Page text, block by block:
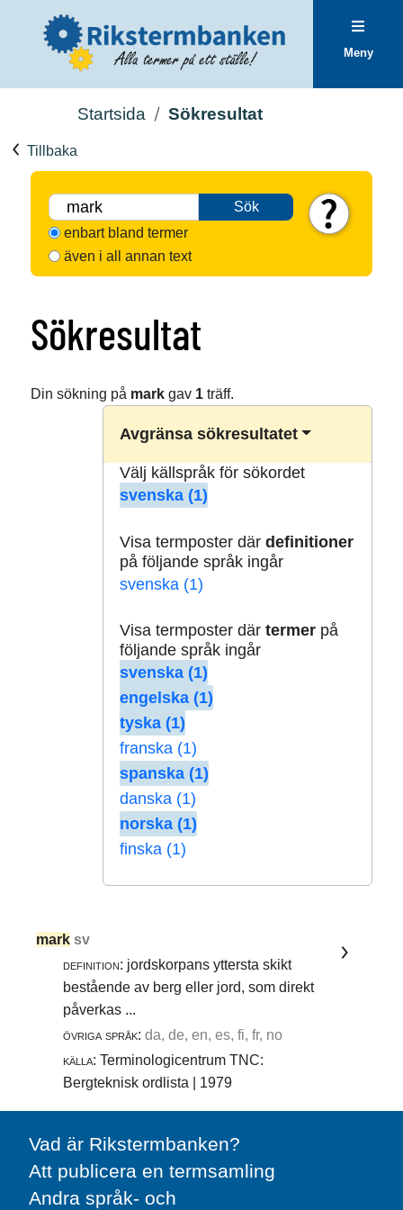
Meny
Startsida Sökresultat
Tillbaka
Sök
enbart bland termer
även i all annan text
Sökresultat
Din sökning på markgav 1träff.
Avgränsa sökresultatet
Välj källspråk för sökordet
svenska (1)
Visa termposter där definitioner
på följande språk ingår
svenska (1)
Visa termposter där termerpå
följande språk ingår
svenska (1)
engelska (1)
tyska (1)
franska (1)
spanska (1)
danska (1)
norska (1)
finska (1)
mark sv
definition: jordskorpans yttersta skikt
bestående av berg eller jord, som direkt
påverkas ...
övriga språk: da, de, en, es, fi, fr, no
källa: Terminologicentrum TNC:
Bergteknisk ordlista | 1979
Vad är Rikstermbanken?
Att publicera en termsamling
Andra språk- och